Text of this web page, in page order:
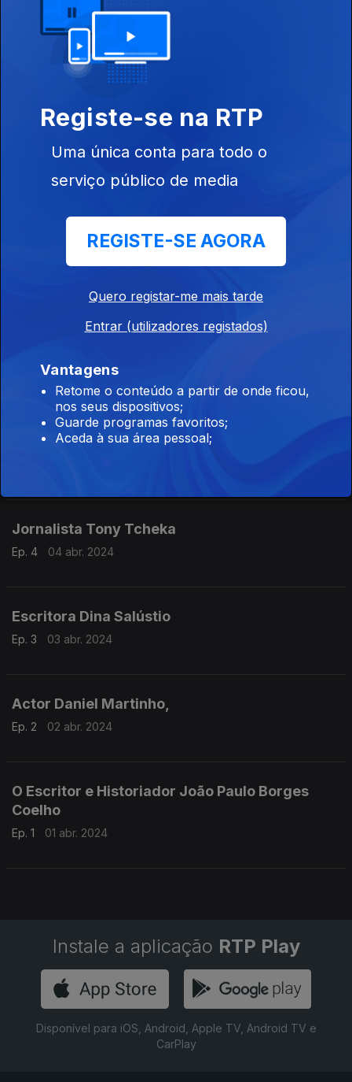
Médico Amado Jacinto
12 abr. 2024
11 abr. 2024
O escritor Germano Almeida
Editor e escritor Jacques dos Santos
09 abr. 2024
08 abr. 2024
Poetisa Ana Paula Tavares
Jornalista Tony Tcheka
Ep. 4 04 abr. 2024
Escritora Dina Salústio
Ep. 3 03 abr. 2024
Actor Daniel Martinho,
Ep. 2 02 abr. 2024
O Escritor e Historiador João Paulo Borges
Coelho
Ep. 1 01 abr. 2024
Instale a aplicação RTP Play
Disponível para iOS, Android, Apple TV, Android TV e
CarPlay
Registe-se na RTP
Uma única conta para todo o
serviço público de media
REGISTE-SE AGORA
Quero registar-me mais tarde
Entrar (utilizadores registados)
Vantagens
Retome o conteúdo a partir de onde ficou,
nos seus dispositivos;
Guarde programas favoritos;
Aceda à sua área pessoal;